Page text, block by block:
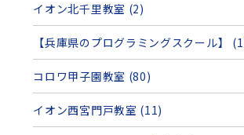
イオン北千里教室 (2)
【兵庫県のプログラミングスクール】
コロワ甲子園教室 (80)
イオン西宮門戸教室 (11)